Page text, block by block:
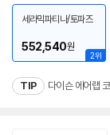
나/토파즈 / 무게: 600g
2위
세라믹파티나/토파즈
552,540원
TIP 다이슨 에어랩